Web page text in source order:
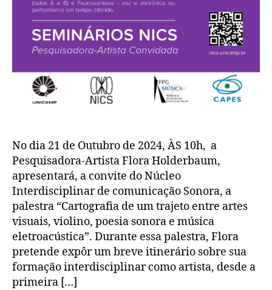
No dia 21 de Outubro de 2024, ÀS 10h, a
Pesquisadora-Artista Flora Holderbaum,
apresentará, a convite do Núcleo
Interdisciplinar de comunicação Sonora, a
palestra “Cartografia de um trajeto entre artes
visuais, violino, poesia sonora e música
eletroacústica”. Durante essa palestra, Flora
pretende expôr um breve itinerário sobre sua
formação interdisciplinar como artista, desde a
primeira […]